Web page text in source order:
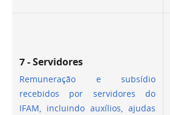
7 - Servidores
Remuneração e subsídio
recebidos por servidores do
IFAM, incluindo auxílios, ajudas